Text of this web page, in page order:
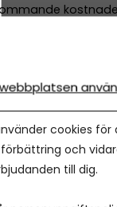
snabbare.
Följ Spiris
för
cookies
och
till dig.